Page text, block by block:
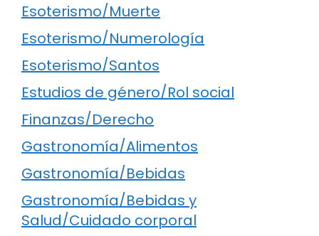
Esoterismo/Muerte
Esoterismo/Numerología
Esoterismo/Santos
Estudios de género/Rol social
Finanzas/Derecho
Gastronomía/Alimentos
Gastronomía/Bebidas
Gastronomía/Bebidas y
Salud/Cuidado corporal